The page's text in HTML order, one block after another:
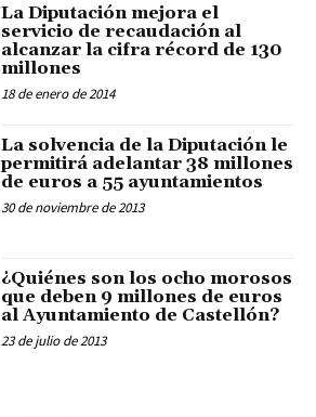
La Diputación mejora el
servicio de recaudación al
alcanzar la cifra récord de 130
millones
18 de enero de 2014
La solvencia de la Diputación le
permitirá adelantar 38 millones
de euros a 55 ayuntamientos
30 de noviembre de 2013
¿Quiénes son los ocho morosos
que deben 9 millones de euros
al Ayuntamiento de Castellón?
23 de julio de 2013